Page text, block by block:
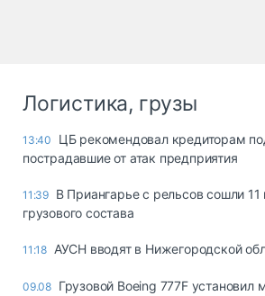
Логистика, грузы
13:40
ЦБ рекомендовал кредиторам
пострадавшие от атак предприятия
11:39 В Приангарье с рельсов сошли 11
грузового состава
11:18 АУСН вводят в Нижегородской
09.08 Грузовой Boeing 777F установил